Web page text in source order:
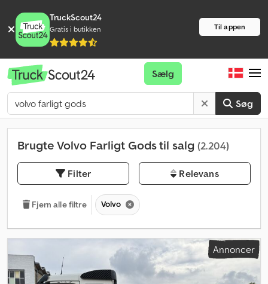
TruckScout24
Gratis i butikken Til appen
Søg
Sælg
Brugte Volvo Farligt Gods til salg (2.204)
Filter Relevans
Fjern alle filtre Volvo
Annoncer